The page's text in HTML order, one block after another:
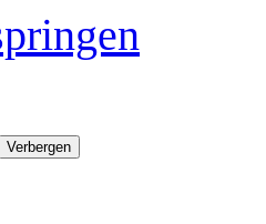
Verbergen